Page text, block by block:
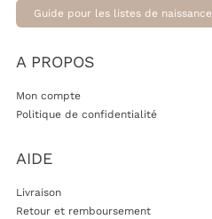
Guide pour les listes de naissance
A PROPOS
Mon compte
Politique de confidentialité
AIDE
Livraison
Retour et remboursement